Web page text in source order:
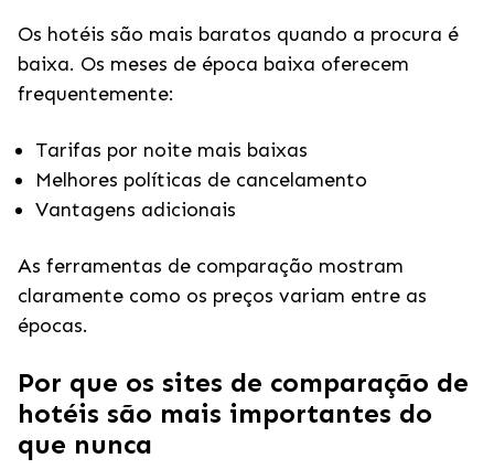
Os hotéis são mais baratos quando a procura é
baixa. Os meses de época baixa oferecem
frequentemente:
Tarifas por noite mais baixas
Melhores políticas de cancelamento
Vantagens adicionais
As ferramentas de comparação mostram
claramente como os preços variam entre as
épocas.
Por que os sites de comparação de
hotéis são mais importantes do
que nunca